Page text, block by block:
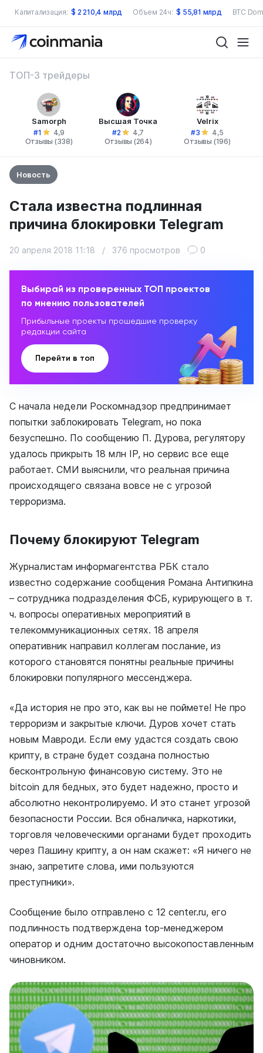
Капитализация: $ 2 210,4 млрд Объем 24ч: $ 55,81 млрд BTC
ТОП-3 трейдеры
Samorph
#1
4,9
Отзывы (338)
Высшая Точка
#2
4,7
Отзывы (264)
Velrix
#3
4,5
Отзывы (196)
Новость
Стала известна подлинная
причина блокировки Telegram
20 апреля 2018 11:18 / 376 просмотров 0
Выбирай из проверенных ТОП проектов
по мнению пользователей
Прибыльные проекты прошедшие проверку
редакции сайта
Перейти в топ
С начала недели Роскомнадзор предпринимает
попытки заблокировать Telegram, но пока
безуспешно. По сообщению П. Дурова, регулятору
удалось прикрыть 18 млн IP, но сервис все еще
работает. СМИ выяснили, что реальная причина
происходящего связана вовсе не с угрозой
терроризма.
Почему блокируют Telegram
Журналистам информагентства РБК стало
известно содержание сообщения Романа Антипкина
– сотрудника подразделения ФСБ, курирующего в т.
ч. вопросы оперативных мероприятий в
телекоммуникационных сетях. 18 апреля
оперативник направил коллегам послание, из
которого становятся понятны реальные причины
блокировки популярного мессенджера.
«Да история не про это, как вы не поймете! Не про
терроризм и закрытые ключи. Дуров хочет стать
новым Мавроди. Если ему удастся создать свою
крипту, в стране будет создана полностью
бесконтрольную финансовую систему. Это не
bitcoin для бедных, это будет надежно, просто и
абсолютно неконтролируемо. И это станет угрозой
безопасности России. Вся обналичка, наркотики,
торговля человеческими органами будет проходить
через Пашину крипту, а он нам скажет: «Я ничего не
знаю, запретите слова, ими пользуются
преступники».
Сообщение было отправлено с 12 center.ru, его
подлинность подтверждена top-менеджером
оператор и одним достаточно высокопоставленным
чиновником.